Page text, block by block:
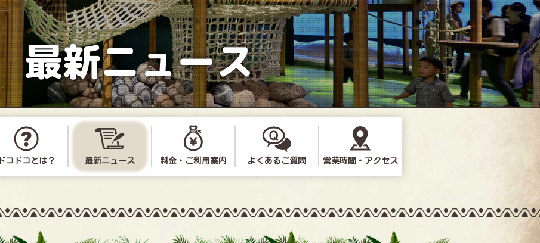
最新ニュース
ドコドコとは？ 最新ニュース 料金・ご利用案内 よくあるご質問 営業時間・アクセス